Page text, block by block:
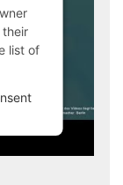
list of